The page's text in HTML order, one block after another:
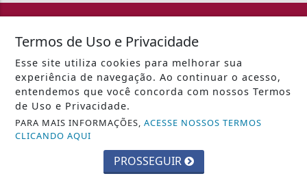
::: Web Nova Rádio :::
INÍCIO | SOBRE | PAINEL DO LEITOR |
TERMOS DE USO E PRIVACIDADE
Termos de Uso e Privacidade
Esse site utiliza cookies para melhorar sua
experiência de navegação. Ao continuar o acesso,
entendemos que você concorda com nossos Termos
de Uso e Privacidade.
PARA MAIS INFORMAÇÕES,ACESSE NOSSOS TERMOS
CLICANDO AQUI
PROSSEGUIR